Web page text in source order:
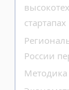
стартапах
России
Методика